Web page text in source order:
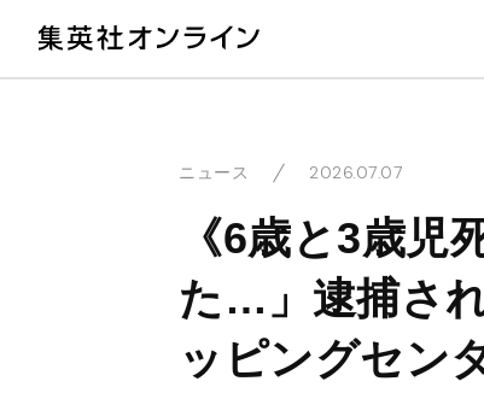
ニュース 2026.07.07
《6歳と3歳児
た…」逮捕さ
ッピングセン